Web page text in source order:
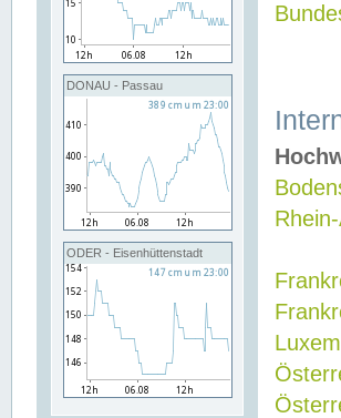
DONAU - Passau
ODER - Eisenhüttenstadt